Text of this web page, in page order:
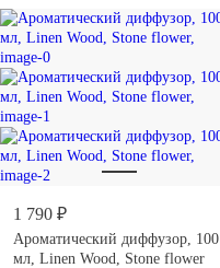
1 790 ₽
Ароматический диффузор, 100
мл, Linen Wood, Stone flower